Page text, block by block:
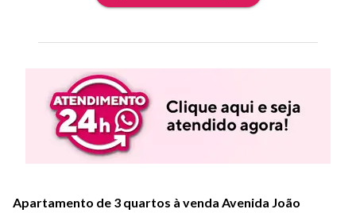
Apartamento de 3 quartos à venda Avenida João